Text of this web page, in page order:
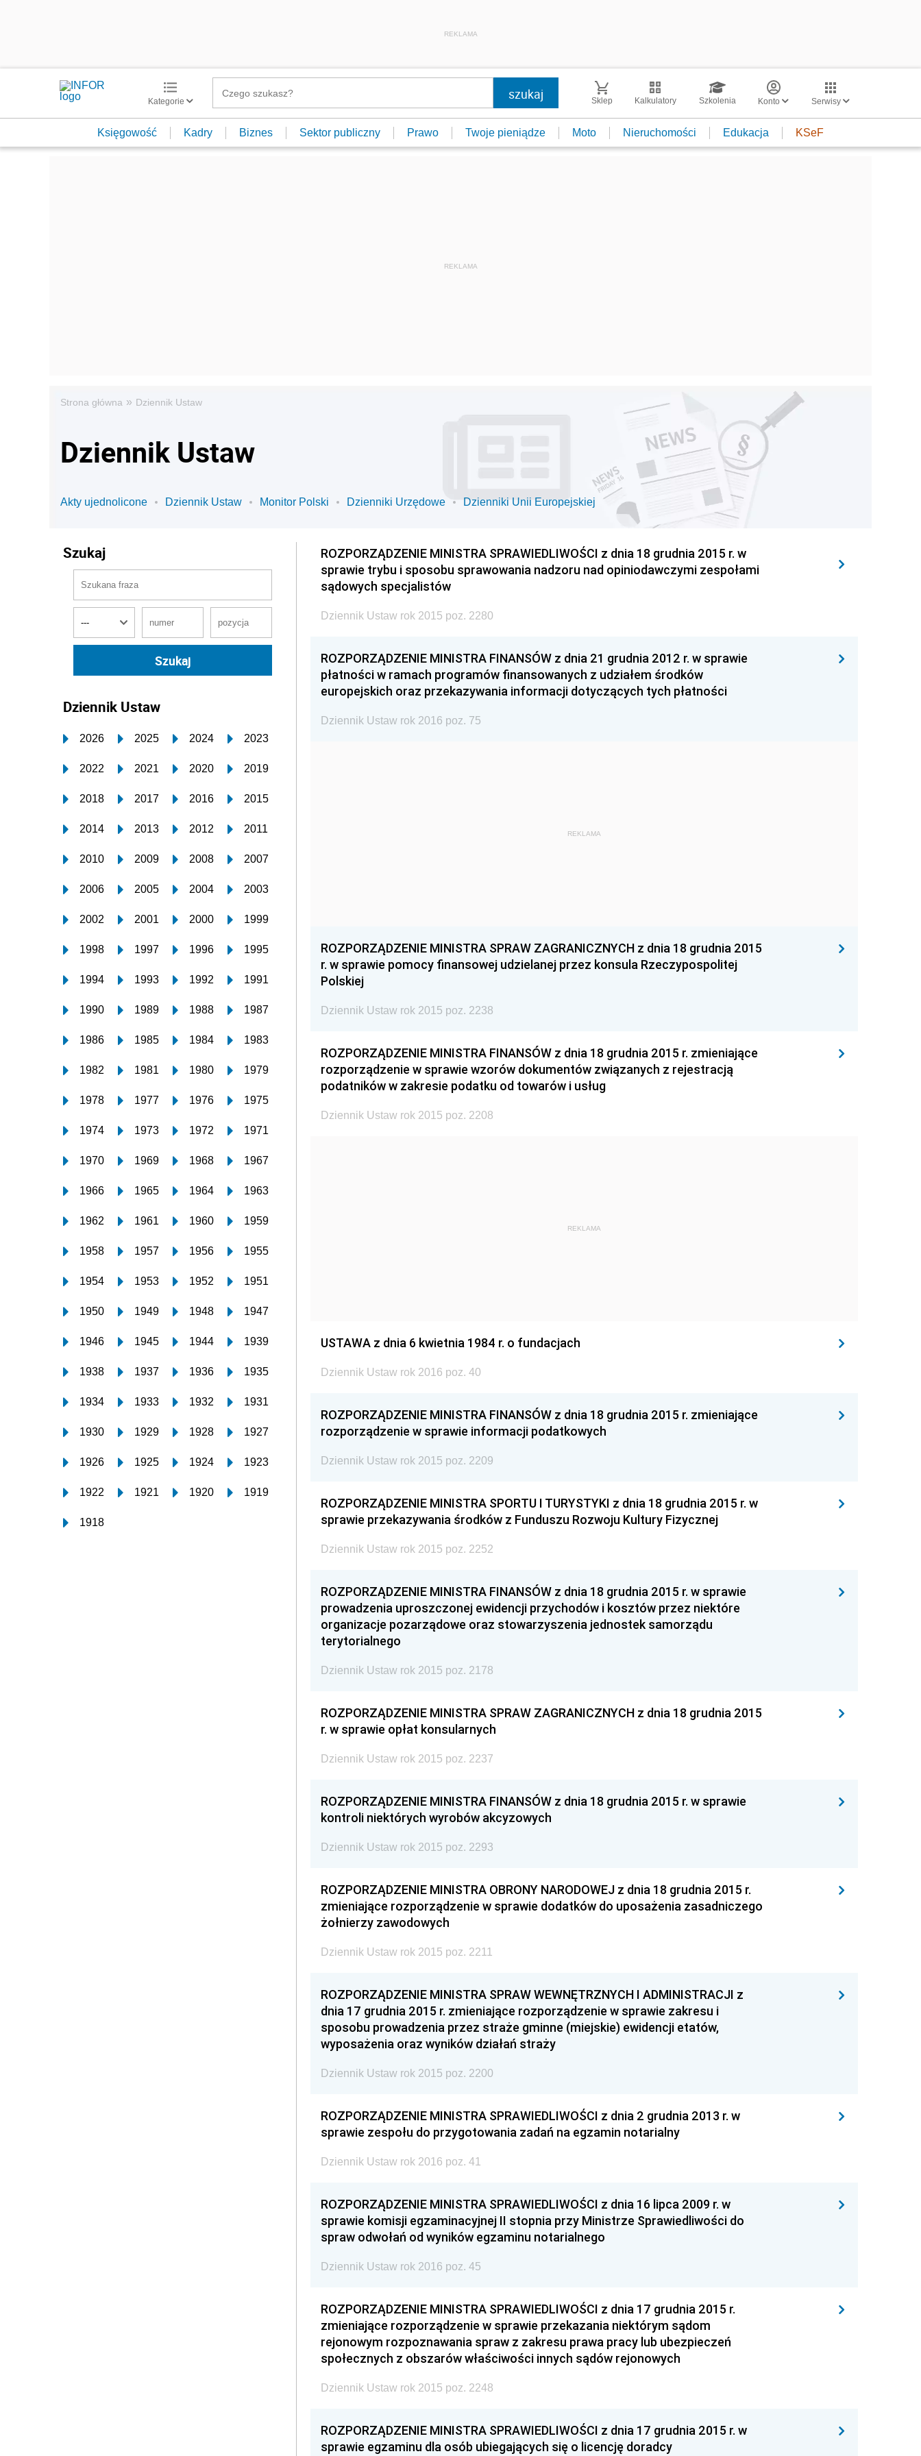
REKLAMA
Kategorie Sklep Kalkulatory Szkolenia Konto Serwisy
Księgowość Kadry Biznes Sektor publiczny Prawo Twoje pieniądze Moto Nieruchomości Edukacja KSeF
Strona główna » Dziennik Ustaw
Dziennik Ustaw
Akty ujednolicone Dziennik Ustaw Monitor Polski Dzienniki Urzędowe Dzienniki Unii Europejskiej
Szukaj
Dziennik Ustaw
2026 2025 2024 2023
2022 2021 2020 2019
2018 2017 2016 2015
2014 2013 2012 2011
2010 2009 2008 2007
2006 2005 2004 2003
2002 2001 2000 1999
1998 1997 1996 1995
1994 1993 1992 1991
1990 1989 1988 1987
1986 1985 1984 1983
1982 1981 1980 1979
1978 1977 1976 1975
1974 1973 1972 1971
1970 1969 1968 1967
1966 1965 1964 1963
1962 1961 1960 1959
1958 1957 1956 1955
1954 1953 1952 1951
1950 1949 1948 1947
1946 1945 1944 1939
1938 1937 1936 1935
1934 1933 1932 1931
1930 1929 1928 1927
1926 1925 1924 1923
1922 1921 1920 1919
1918
ROZPORZĄDZENIE MINISTRA SPRAWIEDLIWOŚCI z dnia 18 grudnia 2015 r. w
sprawie trybu i sposobu sprawowania nadzoru nad opiniodawczymi zespołami
sądowych specjalistów
Dziennik Ustaw rok 2015 poz. 2280
ROZPORZĄDZENIE MINISTRA FINANSÓW z dnia 21 grudnia 2012 r. w sprawie
płatności w ramach programów finansowanych z udziałem środków
europejskich oraz przekazywania informacji dotyczących tych płatności
Dziennik Ustaw rok 2016 poz. 75
REKLAMA
ROZPORZĄDZENIE MINISTRA SPRAW ZAGRANICZNYCH z dnia 18 grudnia 2015
r. w sprawie pomocy finansowej udzielanej przez konsula Rzeczypospolitej
Polskiej
Dziennik Ustaw rok 2015 poz. 2238
ROZPORZĄDZENIE MINISTRA FINANSÓW z dnia 18 grudnia 2015 r. zmieniające
rozporządzenie w sprawie wzorów dokumentów związanych z rejestracją
podatników w zakresie podatku od towarów i usług
Dziennik Ustaw rok 2015 poz. 2208
REKLAMA
USTAWA z dnia 6 kwietnia 1984 r. o fundacjach
Dziennik Ustaw rok 2016 poz. 40
ROZPORZĄDZENIE MINISTRA FINANSÓW z dnia 18 grudnia 2015 r. zmieniające
rozporządzenie w sprawie informacji podatkowych
Dziennik Ustaw rok 2015 poz. 2209
ROZPORZĄDZENIE MINISTRA SPORTU I TURYSTYKI z dnia 18 grudnia 2015 r. w
sprawie przekazywania środków z Funduszu Rozwoju Kultury Fizycznej
Dziennik Ustaw rok 2015 poz. 2252
ROZPORZĄDZENIE MINISTRA FINANSÓW z dnia 18 grudnia 2015 r. w sprawie
prowadzenia uproszczonej ewidencji przychodów i kosztów przez niektóre
organizacje pozarządowe oraz stowarzyszenia jednostek samorządu
terytorialnego
Dziennik Ustaw rok 2015 poz. 2178
ROZPORZĄDZENIE MINISTRA SPRAW ZAGRANICZNYCH z dnia 18 grudnia 2015
r. w sprawie opłat konsularnych
Dziennik Ustaw rok 2015 poz. 2237
ROZPORZĄDZENIE MINISTRA FINANSÓW z dnia 18 grudnia 2015 r. w sprawie
kontroli niektórych wyrobów akcyzowych
Dziennik Ustaw rok 2015 poz. 2293
ROZPORZĄDZENIE MINISTRA OBRONY NARODOWEJ z dnia 18 grudnia 2015 r.
zmieniające rozporządzenie w sprawie dodatków do uposażenia zasadniczego
żołnierzy zawodowych
Dziennik Ustaw rok 2015 poz. 2211
ROZPORZĄDZENIE MINISTRA SPRAW WEWNĘTRZNYCH I ADMINISTRACJI z
dnia 17 grudnia 2015 r. zmieniające rozporządzenie w sprawie zakresu i
sposobu prowadzenia przez straże gminne (miejskie) ewidencji etatów,
wyposażenia oraz wyników działań straży
Dziennik Ustaw rok 2015 poz. 2200
ROZPORZĄDZENIE MINISTRA SPRAWIEDLIWOŚCI z dnia 2 grudnia 2013 r. w
sprawie zespołu do przygotowania zadań na egzamin notarialny
Dziennik Ustaw rok 2016 poz. 41
ROZPORZĄDZENIE MINISTRA SPRAWIEDLIWOŚCI z dnia 16 lipca 2009 r. w
sprawie komisji egzaminacyjnej II stopnia przy Ministrze Sprawiedliwości do
spraw odwołań od wyników egzaminu notarialnego
Dziennik Ustaw rok 2016 poz. 45
ROZPORZĄDZENIE MINISTRA SPRAWIEDLIWOŚCI z dnia 17 grudnia 2015 r.
zmieniające rozporządzenie w sprawie przekazania niektórym sądom
rejonowym rozpoznawania spraw z zakresu prawa pracy lub ubezpieczeń
społecznych z obszarów właściwości innych sądów rejonowych
Dziennik Ustaw rok 2015 poz. 2248
ROZPORZĄDZENIE MINISTRA SPRAWIEDLIWOŚCI z dnia 17 grudnia 2015 r. w
sprawie egzaminu dla osób ubiegających się o licencję doradcy